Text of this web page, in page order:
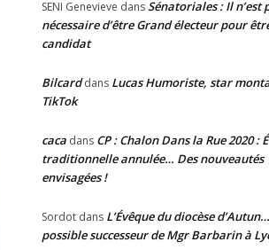
SENI Genevieve dansSénatoriales : Il n’est
nécessaire d’être Grand électeur pour
candidat
Bilcarddans Lucas Humoriste, star
TikTok
caca dans CP : Chalon Dans la Rue 2020 :
traditionnelle annulée… Des nouveautés
envisagées !
Sordot dans L’Évêque du diocèse d’Autun…
possible successeur de Mgr Barbarin à